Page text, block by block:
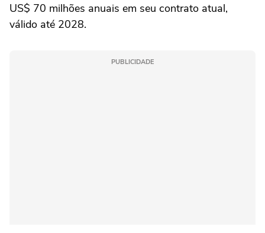
US$ 70 milhões anuais em seu contrato atual,
válido até 2028.
PUBLICIDADE